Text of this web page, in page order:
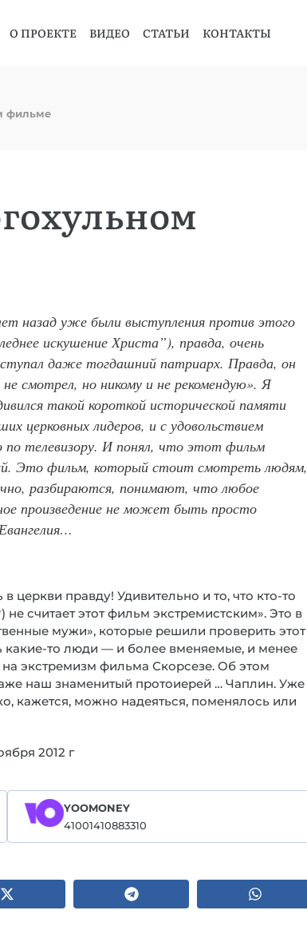
О ПРОЕКТЕ ВИДЕО СТАТЬИ КОНТАКТЫ
фильме
назад уже были выступления против этого
искушение Христа”), правда, очень
даже тогдашний патриарх. Правда, он
не смотрел, но никому и не рекомендую». Я
такой короткой исторической памяти
церковных лидеров, и с удовольствием
по телевизору. И понял, что этот фильм
Это фильм, который стоит смотреть людям,
разбираются, понимают, что любое
произведение не может быть просто
церкви правду! Удивительно и то, что кто-то
не считает этот фильм экстремистским». Это в
мужи», которые решили проверить этот
какие-то люди — и более вменяемые, и менее
экстремизм фильма Скорсезе. Об этом
наш знаменитый протоиерей … Чаплин. Уже
кажется, можно надеяться, поменялось или
2012 г
YOOMONEY
41001410883310